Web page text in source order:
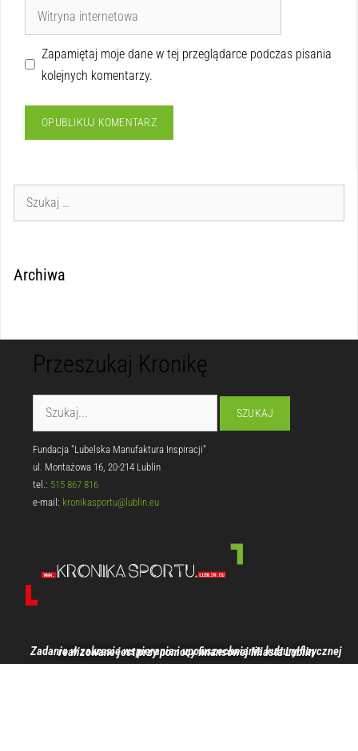
Zapamiętaj moje dane w tej przeglądarce podczas pisania
kolejnych komentarzy.
Archiwa
Przeszukaj Kronikę
Fundacja "Lubelska Manufaktura Inspiracji"
ul. Montażowa 16, 20-214 Lublin
tel.: 515 867 816
e-mail: kronikasportu@lublin.eu
Zadanie w zakresie wspierania i upowszechniania kultury fizycznej realizowane jest przy pomocy finansowej Miasta Lublin